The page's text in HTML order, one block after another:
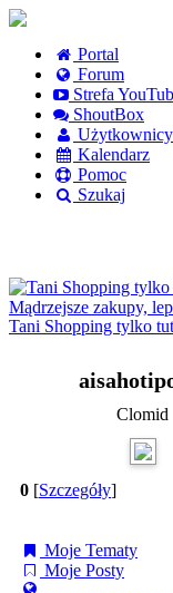
Portal
Forum
Strefa
ShoutBox
Użytkownicy
Kalendarz
Pomoc
Szukaj
Mądrzejsze zakupy,
Tani Shopping tylko
Clomid
0 [Szczegóły]
Moje Tematy
Moje Posty